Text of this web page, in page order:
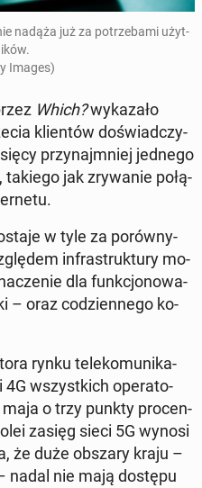
nadąża już za po­trze­ba­mi użyt­
Images)
Which?wy­ka­za­ło
klien­tów do­świad­czy­
przy­naj­mniej jednego
takiego jak zry­wa­nie po­łą­
w tyle za po­rów­ny­
in­fra­struk­tu­ry mo­
dla funk­cjo­no­wa­
– oraz co­dzien­ne­go ko­
rynku te­le­ko­mu­ni­ka­
4G wszyst­kich ope­ra­to­
maja o trzy punkty pro­cen­
zasięg sieci 5G wynosi
że duże obszary kraju –
nadal nie mają dostępu